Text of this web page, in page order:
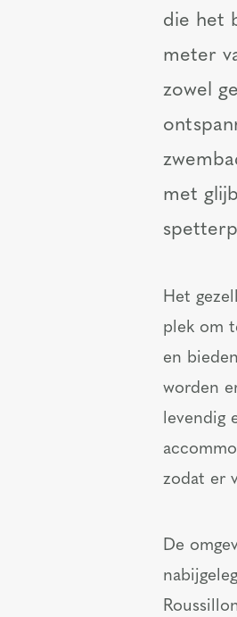
die het
meter
zowel
met
Het
plek om
en
worden
levendig
zodat er
De